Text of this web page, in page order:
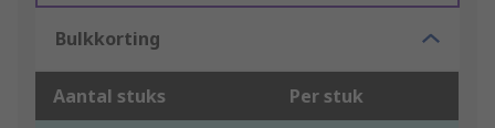
Bulkkorting
Aantal stuks Per stuk